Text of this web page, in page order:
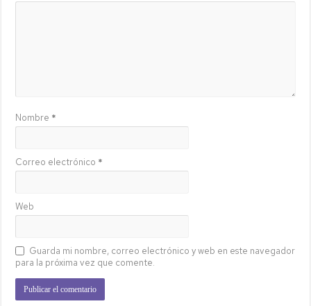
Nombre *
Correo electrónico *
Web
Guarda mi nombre, correo electrónico y web en este navegador
para la próxima vez que comente.